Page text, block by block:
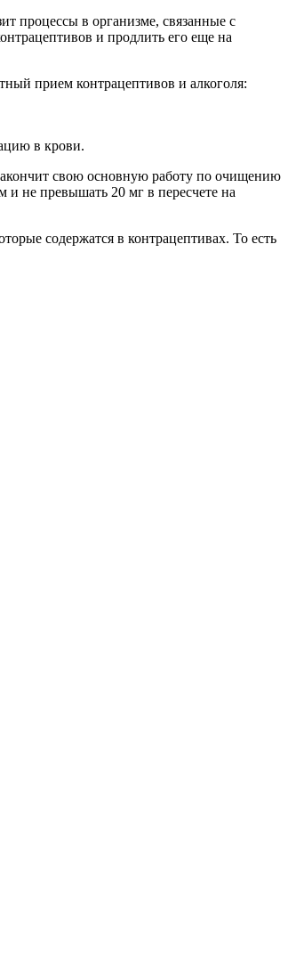
процессы в организме, связанные с
и продлить его еще на
прием контрацептивов и алкоголя:
в крови.
свою основную работу по очищению
и не превышать 20 мг в пересчете на
содержатся в контрацептивах. То есть